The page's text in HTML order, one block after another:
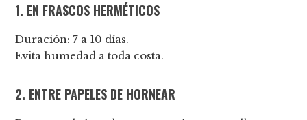
1. EN FRASCOS HERMÉTICOS
Duración: 7 a 10 días.
Evita humedad a toda costa.
2. ENTRE PAPELES DE HORNEAR